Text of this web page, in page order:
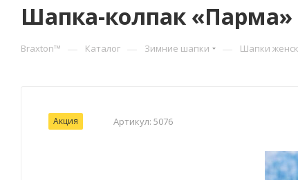
Шапка-колпак «Парма»
Braxton™ — Каталог — Зимние шапки — Шапки
Акция Артикул: 5076